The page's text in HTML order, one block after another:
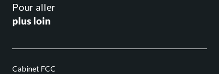
Pour aller
plus loin
Cabinet FCC